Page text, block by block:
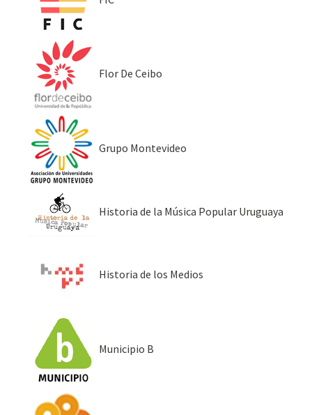
Flor De Ceibo
Grupo Montevideo
Historia de la Música Popular Uruguaya
Historia de los Medios
Municipio B